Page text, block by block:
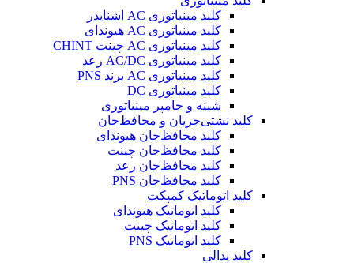
کلید مینیاتوری AC اشنایدر
کلید مینیاتوری AC هیوندای
کلید مینیاتوری AC چینت CHINT
کلید مینیاتوری AC/DC رعد
کلید مینیاتوری AC برند PNS
کلید مینیاتوری DC
شینه و جامپر مینیاتوری
کلید نشتی‌جریان و محافظ‌جان
کلید محافظ‌جان هیوندای
کلید محافظ‌جان چینت
کلید محافظ‌جان رعد
کلید محافظ‌جان PNS
کلید اتوماتیک کمپکت
کلید اتوماتیک هیوندای
کلید اتوماتیک چینت
کلید اتوماتیک PNS
کلید پدالی